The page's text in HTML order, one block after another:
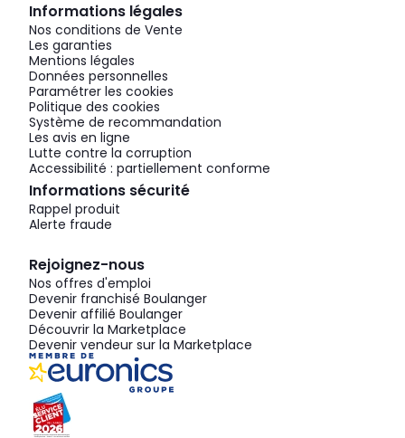
Informations légales
Nos conditions de Vente
Les garanties
Mentions légales
Données personnelles
Paramétrer les cookies
Politique des cookies
Système de recommandation
Les avis en ligne
Lutte contre la corruption
Accessibilité : partiellement conforme
Informations sécurité
Rappel produit
Alerte fraude
Rejoignez-nous
Nos offres d'emploi
Devenir franchisé Boulanger
Devenir affilié Boulanger
Découvrir la Marketplace
Devenir vendeur sur la Marketplace